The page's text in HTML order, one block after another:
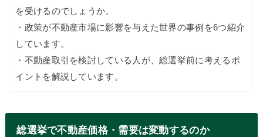
を受けるのでしょうか。
・政策が不動産市場に影響を与えた世界の事例を6つ紹介
しています。
・不動産取引を検討している人が、総選挙前に考えるポ
イントを解説しています。
総選挙で不動産価格・需要は変動するのか